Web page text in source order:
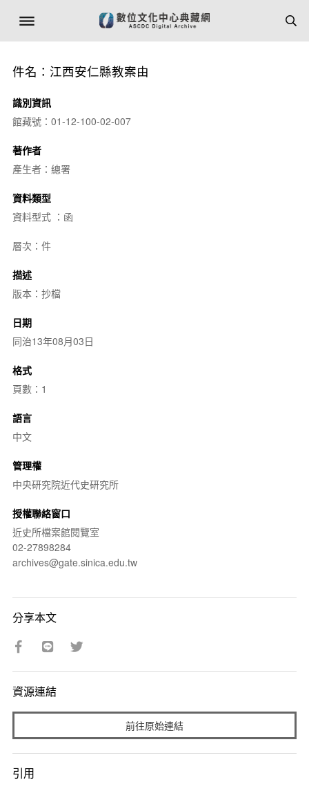
件名：江西安仁縣教案由
識別資訊
館藏號：01-12-100-02-007
著作者
產生者：總署
資料類型
資料型式 ：函
層次：件
描述
版本：抄檔
日期
同治13年08月03日
格式
頁數：1
語言
中文
管理權
中央研究院近代史研究所
授權聯絡窗口
近史所檔案館閱覽室
02-27898284
archives@gate.sinica.edu.tw
分享本文
資源連結
前往原始連結
引用